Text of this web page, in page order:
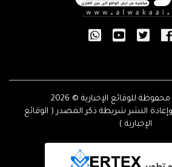
للوقائع الإخبارية © 2026
النشر شريطة ذكر المصدر ( الوقائع
الإخبارية )